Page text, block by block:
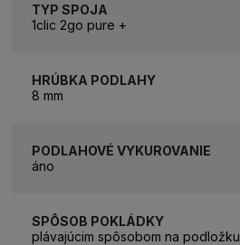
TYP SPOJA
1clic 2go pure +
HRÚBKA PODLAHY
8 mm
PODLAHOVÉ VYKUROVANIE
áno
SPÔSOB POKLÁDKY
plávajúcim spôsobom na podložku